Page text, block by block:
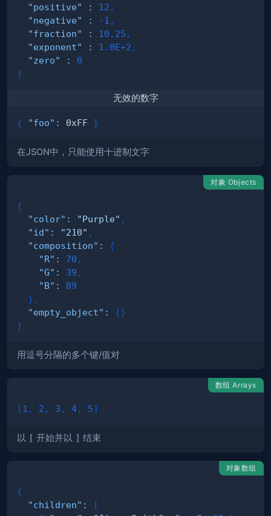
"positive"
: 12 ,
"negative"
: -1 ,
"fraction"
: 10.25 ,
"exponent"
: 1.0E+2 ,
"zero"
:
0
}
无效的数字
{ "foo" : 0xFF }
在JSON中，只能使用十进制文字
对象 Objects
{
"color" : "Purple" ,
"id" : "210" ,
"composition" :
{
"R" : 70 ,
"G" : 39 ,
"B" :
89
} ,
"empty_object" : {}
}
用逗号分隔的多个键/值对
数组 Arrays
[1 , 2 , 3 , 4, 5]
以 [ 开始并以 ] 结束
对象数组
{
"children" :
[